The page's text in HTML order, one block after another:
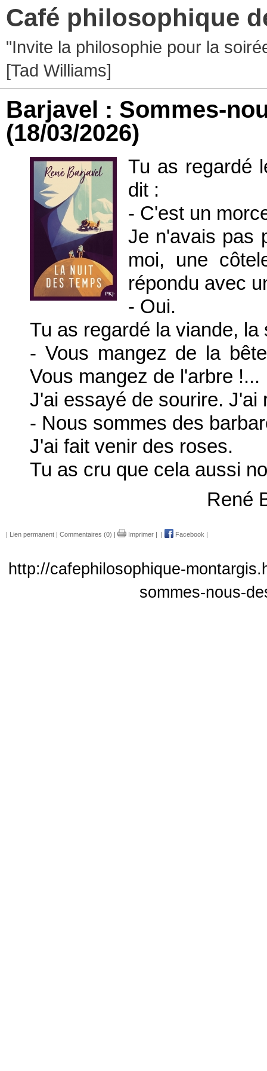
Café philosophique
"Invite la philosophie pour la
[Tad Williams]
Barjavel : Sommes-
(18/03/2026)
Tu as regardé
dit :
- C'est un
Je n'avais pas
moi, une
répondu avec
- Oui.
Tu as regardé la viande,
- Vous mangez de la
Vous mangez de l'arbre !...
J'ai essayé de sourire. J'ai
- Nous sommes des
J'ai fait venir des roses.
Tu as cru que cela aussi
René
| Lien permanent | Commentaires (0) | Imprimer | | Facebook |
http://cafephilosophique-
sommes-nous-